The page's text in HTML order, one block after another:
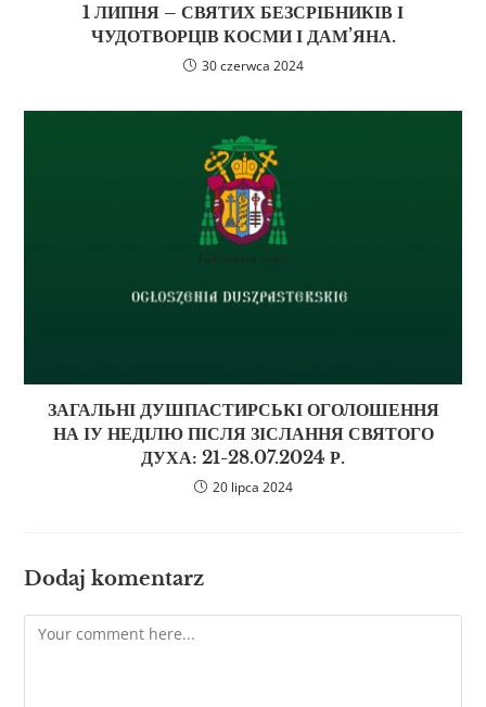
1 ЛИПНЯ – СВЯТИХ БЕЗСРІБНИКІВ І
ЧУДОТВОРЦІВ КОСМИ І ДАМ’ЯНА.
30 czerwca 2024
ЗАГАЛЬНІ ДУШПАСТИРСЬКІ ОГОЛОШЕННЯ
НА ІУ НЕДІЛЮ ПІСЛЯ ЗІСЛАННЯ СВЯТОГО
ДУХА: 21-28.07.2024 Р.
20 lipca 2024
Dodaj komentarz